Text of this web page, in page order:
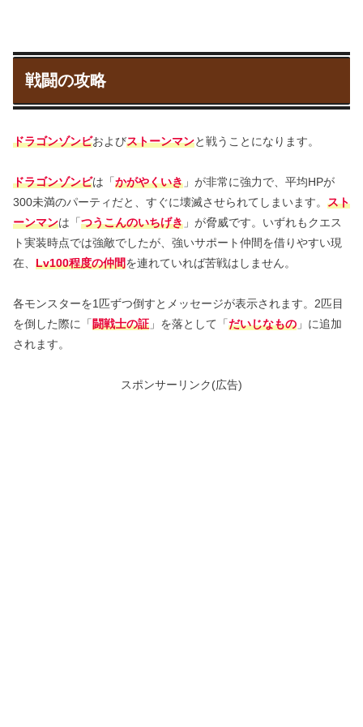
戦闘の攻略
ドラゴンゾンビおよびストーンマンと戦うことになります。
ドラゴンゾンビは「かがやくいき 」が非常に強力で、平均HPが
300未満のパーティだと、すぐに壊滅させられてしまいます。 スト
ーンマンは「つうこんのいちげき 」が脅威です。いずれもクエス
ト実装時点では強敵でしたが、強いサポート仲間を借りやすい現
在、 Lv100程度の仲間を連れていれば苦戦はしません。
各モンスターを1匹ずつ倒すとメッセージが表示されます。2匹目
を倒した際に「闘戦士の証 」を落として「だいじなもの 」に追加
されます。
スポンサーリンク(広告)